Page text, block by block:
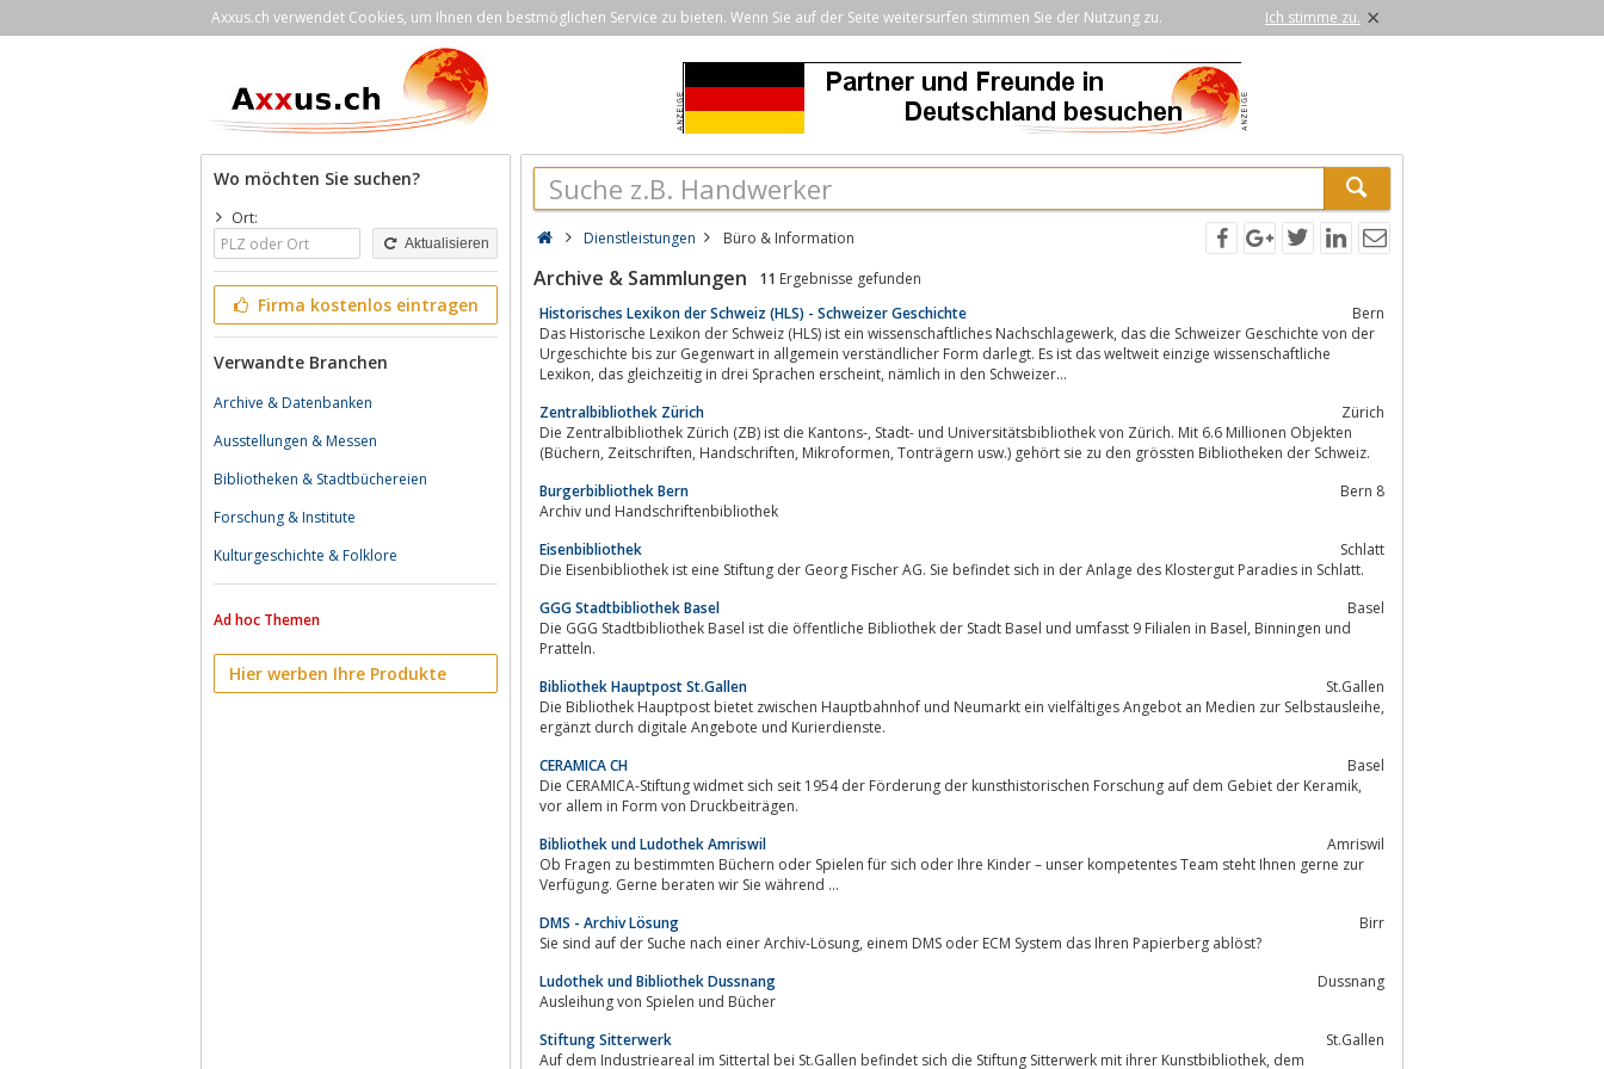
Axxus.ch verwendet Cookies, um Ihnen den bestmöglichen Service zu bieten. Wenn Sie auf der Seite weitersurfen stimmen Sie der Nutzung zu. Ich stimme zu. ×
Wo möchten Sie suchen?
Ort:
Aktualisieren
Firma kostenlos eintragen
Verwandte Branchen
Archive & Datenbanken
Ausstellungen & Messen
Bibliotheken & Stadtbüchereien
Forschung & Institute
Kulturgeschichte & Folklore
Ad hoc Themen
Hier werben Ihre Produkte
Dienstleistungen Büro & Information
Archive & Sammlungen 11 Ergebnisse gefunden
Historisches Lexikon der Schweiz (HLS) - Schweizer Geschichte
Bern
Das Historische Lexikon der Schweiz (HLS) ist ein wissenschaftliches Nachschlagewerk, das die Schweizer Geschichte von der
Urgeschichte bis zur Gegenwart in allgemein verständlicher Form darlegt. Es ist das weltweit einzige wissenschaftliche
Lexikon, das gleichzeitig in drei Sprachen erscheint, nämlich in den Schweizer...
Zentralbibliothek Zürich
Zürich
Die Zentralbibliothek Zürich (ZB) ist die Kantons-, Stadt- und Universitätsbibliothek von Zürich. Mit 6.6 Millionen Objekten
(Büchern, Zeitschriften, Handschriften, Mikroformen, Tonträgern usw.) gehört sie zu den grössten Bibliotheken der Schweiz.
Burgerbibliothek Bern
Bern 8
Archiv und Handschriftenbibliothek
Eisenbibliothek
Schlatt
Die Eisenbibliothek ist eine Stiftung der Georg Fischer AG. Sie befindet sich in der Anlage des Klostergut Paradies in Schlatt.
GGG Stadtbibliothek Basel
Basel
Die GGG Stadtbibliothek Basel ist die öffentliche Bibliothek der Stadt Basel und umfasst 9 Filialen in Basel, Binningen und
Pratteln.
Bibliothek Hauptpost St.Gallen
St.Gallen
Die Bibliothek Hauptpost bietet zwischen Hauptbahnhof und Neumarkt ein vielfältiges Angebot an Medien zur Selbstausleihe,
ergänzt durch digitale Angebote und Kurierdienste.
CERAMICA CH
Basel
Die CERAMICA-Stiftung widmet sich seit 1954 der Förderung der kunsthistorischen Forschung auf dem Gebiet der Keramik,
vor allem in Form von Druckbeiträgen.
Bibliothek und Ludothek Amriswil
Amriswil
Ob Fragen zu bestimmten Büchern oder Spielen für sich oder Ihre Kinder – unser kompetentes Team steht Ihnen gerne zur
Verfügung. Gerne beraten wir Sie während ...
DMS - Archiv Lösung
Birr
Sie sind auf der Suche nach einer Archiv-Lösung, einem DMS oder ECM System das Ihren Papierberg ablöst?
Ludothek und Bibliothek Dussnang
Dussnang
Ausleihung von Spielen und Bücher
Stiftung Sitterwerk
St.Gallen
Auf dem Industrieareal im Sittertal bei St.Gallen befindet sich die Stiftung Sitterwerk mit ihrer Kunstbibliothek, dem